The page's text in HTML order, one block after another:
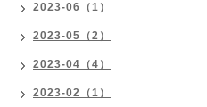
2023-06（1）
2023-05（2）
2023-04（4）
2023-02（1）